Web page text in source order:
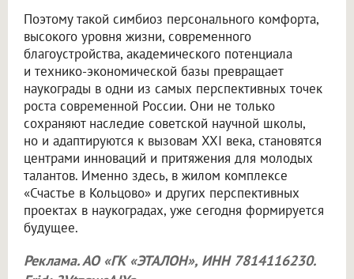
Поэтому такой симбиоз персонального комфорта,
высокого уровня жизни, современного
благоустройства, академического потенциала
и технико-экономической базы превращает
наукограды в одни из самых перспективных точек
роста современной России. Они не только
сохраняют наследие советской научной школы,
но и адаптируются к вызовам XXI века, становятся
центрами инноваций и притяжения для молодых
талантов. Именно здесь, в жилом комплексе
«Счастье в Кольцово» и других перспективных
проектах в наукоградах, уже сегодня формируется
будущее.
Реклама. АО «ГК «ЭТАЛОН», ИНН 7814116230.